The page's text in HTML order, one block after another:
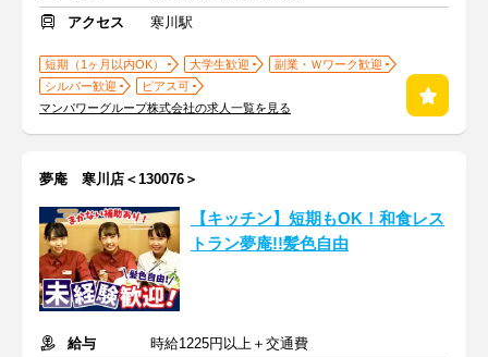
アクセス
寒川駅
短期（1ヶ月以内OK） 大学生歓迎
副業・Ｗワーク歓迎
シルバー歓迎
ピアス可
マンパワーグループ株式会社の求人一覧を見る
夢庵 寒川店＜130076＞
【キッチン】短期もOK！和食レス
トラン夢庵!!髪色自由
給与
時給1225円以上＋交通費